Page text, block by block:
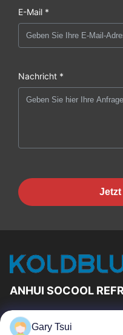
E-Mail *
Nachricht *
ANHUI SOCOOL
Schnelle Links
Gary Tsui